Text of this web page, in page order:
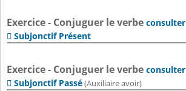
Exercice - Conjuguer le verbe consulter
 Subjonctif Présent
Exercice - Conjuguer le verbe consulter
 Subjonctif Passé(Auxiliaire avoir)